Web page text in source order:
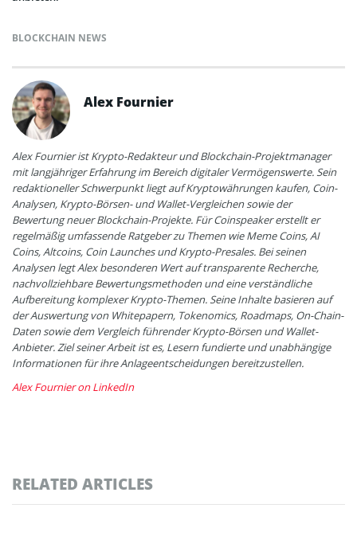
BLOCKCHAIN NEWS
Alex Fournier
Alex Fournier ist Krypto-Redakteur und Blockchain-Projektmanager
mit langjähriger Erfahrung im Bereich digitaler Vermögenswerte. Sein
redaktioneller Schwerpunkt liegt auf Kryptowährungen kaufen, Coin-
Analysen, Krypto-Börsen- und Wallet-Vergleichen sowie der
Bewertung neuer Blockchain-Projekte. Für Coinspeaker erstellt er
regelmäßig umfassende Ratgeber zu Themen wie Meme Coins, AI
Coins, Altcoins, Coin Launches und Krypto-Presales. Bei seinen
Analysen legt Alex besonderen Wert auf transparente Recherche,
nachvollziehbare Bewertungsmethoden und eine verständliche
Aufbereitung komplexer Krypto-Themen. Seine Inhalte basieren auf
der Auswertung von Whitepapern, Tokenomics, Roadmaps, On-Chain-
Daten sowie dem Vergleich führender Krypto-Börsen und Wallet-
Anbieter. Ziel seiner Arbeit ist es, Lesern fundierte und unabhängige
Informationen für ihre Anlageentscheidungen bereitzustellen.
Alex Fournier on LinkedIn
RELATED ARTICLES